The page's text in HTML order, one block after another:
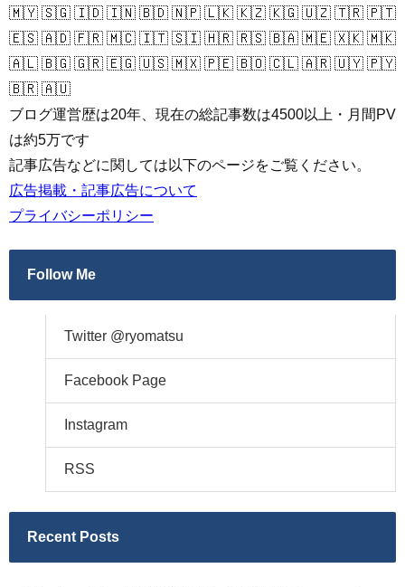
🇲🇾 🇸🇬 🇮🇩 🇮🇳 🇧🇩 🇳🇵 🇱🇰 🇰🇿 🇰🇬 🇺🇿 🇹🇷 🇵🇹
🇪🇸 🇦🇩 🇫🇷 🇲🇨 🇮🇹 🇸🇮 🇭🇷 🇷🇸 🇧🇦 🇲🇪 🇽🇰 🇲🇰
🇦🇱 🇧🇬 🇬🇷 🇪🇬 🇺🇸 🇲🇽 🇵🇪 🇧🇴 🇨🇱 🇦🇷 🇺🇾 🇵🇾
🇧🇷 🇦🇺
ブログ運営歴は20年、現在の総記事数は4500以上・月間PV
は約5万です
記事広告などに関しては以下のページをご覧ください。
広告掲載・記事広告について
プライバシーポリシー
Follow Me
Twitter @ryomatsu
Facebook Page
Instagram
RSS
Recent Posts